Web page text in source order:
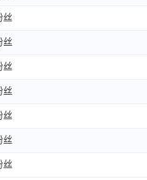
丝
丝
丝
丝
丝
丝
丝